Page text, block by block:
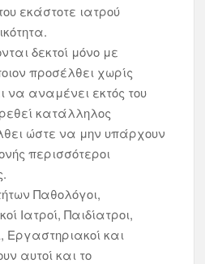
εκάστοτε ιατρού
δεκτοί μόνο με
προσέλθει χωρίς
να αναμένει εκτός του
κατάλληλος
ώστε να μην υπάρχουν
περισσότεροι
Παθολόγοι,
Ιατροί, Παιδίατροι,
και
αυτοί και το